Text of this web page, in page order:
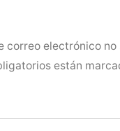
correo electrónico
están